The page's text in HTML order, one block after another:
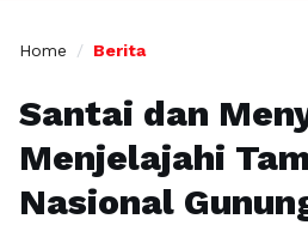
Home / Berita
Santai dan
Menjelajahi
Nasional